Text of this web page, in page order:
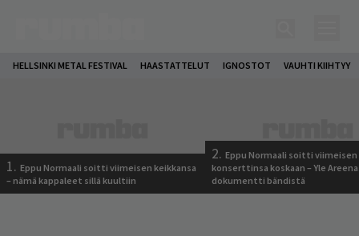
HELLSINKI METAL FESTIVAL HAASTATTELUT IGNOSTOT VAUHTI KIIHTYY
1. Eppu Normaali soitti viimeisen keikkansa
– nämä kappaleet sillä kuultiin
2. Eppu Normaali soitti viimeisen
konserttinsa koskaan – Yle
dokumentti bändistä